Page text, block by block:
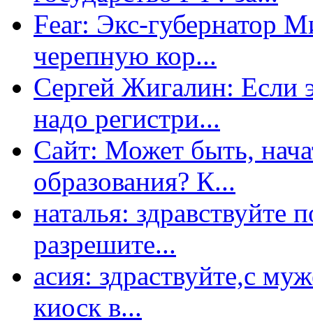
Fear: Экс-губернатор
черепную кор...
Сергей Жигалин: Если
надо регистри...
Сайт: Может быть,
образования? К...
наталья: здравствуйте
разрешите...
асия: здраствуйте,с
киоск в...